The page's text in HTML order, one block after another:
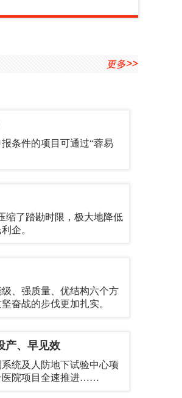
条件的项目可通过“蓉易
缩了踏勘时限，极大地降低
企。
、强质量、优结构六个方
奋战的步伐更加扎实。
产、早见效
统及人防地下试验中心项
医院项目全速推进……